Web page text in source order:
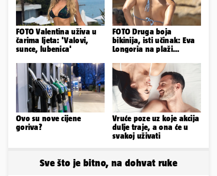
FOTO Valentina uživa u
čarima ljeta: 'Valovi,
sunce, lubenica'
FOTO Druga boja
bikinija, isti učinak: Eva
Longoria na plaži
obline
Ovo su nove cijene
goriva?
Vruće poze uz koje akcija
dulje traje, a ona će u
svakoj uživati
Sve što je bitno, na dohvat ruke